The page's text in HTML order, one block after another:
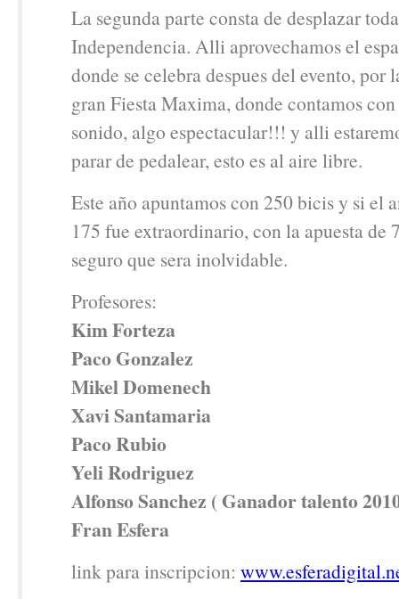
La segunda parte consta de desplazar
Independencia. Alli aprovechamos el
donde se celebra despues del evento, por
gran Fiesta Maxima, donde contamos
sonido, algo espectacular!!! y alli
parar de pedalear, esto es al aire libre.
Este año apuntamos con 250 bicis y si el
175 fue extraordinario, con la apuesta de
seguro que sera inolvidable.
Profesores:
Kim Forteza
Paco Gonzalez
Mikel Domenech
Xavi Santamaria
Paco Rubio
Yeli Rodriguez
Alfonso Sanchez ( Ganador talento
Fran Esfera
link para inscripcion: